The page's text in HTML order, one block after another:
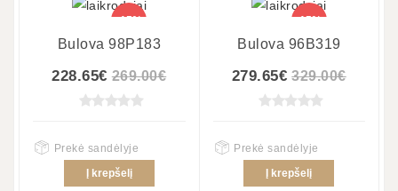
-15%
Bulova 98P183
228.65€ 269.00€
Prekė sandėlyje
Į krepšelį
-15%
Bulova 96B319
279.65€ 329.00€
Prekė sandėlyje
Į krepšelį